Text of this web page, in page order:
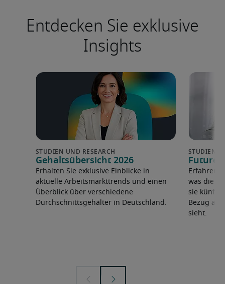
Entdecken Sie exklusive
Insights
Gehaltsübersicht 2026
Erhalten Sie exklusive Einblicke in
aktuelle Arbeitsmarkttrends und einen
Überblick über verschiedene
Durchschnittsgehälter in Deutschland.
Future
Erfahren
was die
sie
Bezug
sieht.